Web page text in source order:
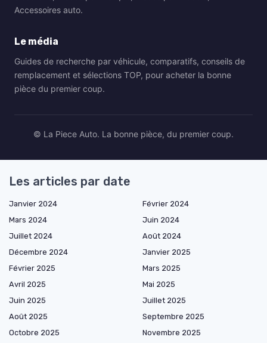
Accessoires auto.
Le média
Guides de recherche par véhicule, comparatifs, conseils de
remplacement et sélections TOP, pour acheter la bonne
pièce du premier coup.
© La Piece Auto. La bonne pièce, du premier coup.
Les articles par date
Janvier 2024
Février 2024
Mars 2024
Juin 2024
Juillet 2024
Août 2024
Décembre 2024
Janvier 2025
Février 2025
Mars 2025
Avril 2025
Mai 2025
Juin 2025
Juillet 2025
Août 2025
Septembre 2025
Octobre 2025
Novembre 2025